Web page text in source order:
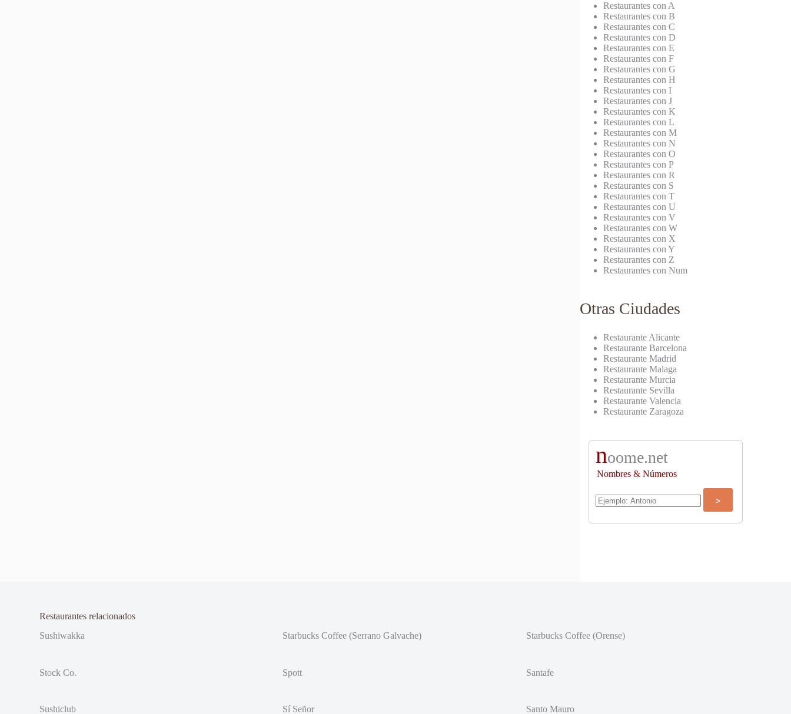
Restaurantes con A
Restaurantes con B
Restaurantes con C
Restaurantes con D
Restaurantes con E
Restaurantes con F
Restaurantes con G
Restaurantes con H
Restaurantes con I
Restaurantes con J
Restaurantes con K
Restaurantes con L
Restaurantes con M
Restaurantes con N
Restaurantes con O
Restaurantes con P
Restaurantes con R
Restaurantes con S
Restaurantes con T
Restaurantes con U
Restaurantes con V
Restaurantes con W
Restaurantes con X
Restaurantes con Y
Restaurantes con Z
Restaurantes con Num
Otras Ciudades
Restaurante Alicante
Restaurante Barcelona
Restaurante Madrid
Restaurante Malaga
Restaurante Murcia
Restaurante Sevilla
Restaurante Valencia
Restaurante Zaragoza
noome.net
Nombres & Números
Restaurantes relacionados
Sushiwakka
Starbucks Coffee (Serrano Galvache) Starbucks Coffee (Orense)
Stock Co. Spott Santafe
Sushiclub Sí Señor Santo Mauro